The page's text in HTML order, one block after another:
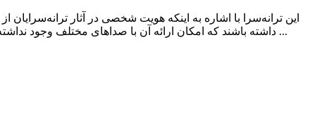
این ترانه‌سرا با اشاره به اینکه هویت شخصی در آثار
داشته باشند که امکان ارائه آن با صداهای مختلف وجود نداشته باشد. کسری بختیاریان در خصوص تفاوت شعر محاوره و ترانه گفت: تعاریف بسیاری برای ترانه وجود دارد اما تعریف پذیرفته‌شده‌ای ...